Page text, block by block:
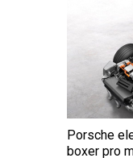
Porsche
boxer pro